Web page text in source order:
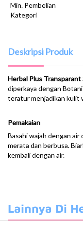
Min. Pembelian
Kategori
Deskripsi Produk
Herbal Plus Transparant
diperkaya dengan
teratur menjadikan kulit
Pemakaian
Basahi wajah dengan
merata dan berbusa.
kembali dengan air.
Lainnya Di